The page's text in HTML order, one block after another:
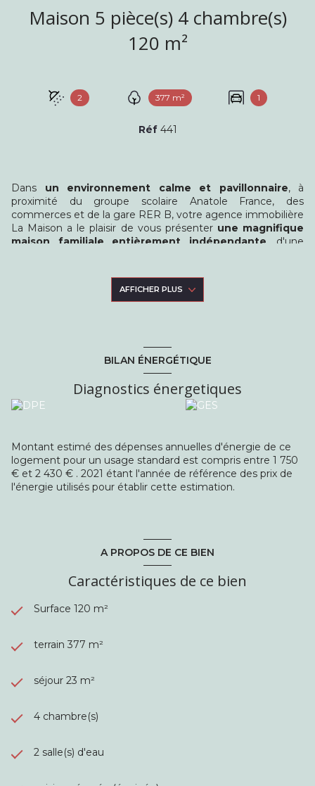
Maison 5 pièce(s) 4 chambre(s)
120 m²
2 377 m² 1
Réf 441
Dans un environnement calme et pavillonnaire, à
proximité du groupe scolaire Anatole France, des
commerces et de la gare RER B, votre agence immobilière
La Maison a le plaisir de vous présenter une magnifique
maison familiale entièrement indépendante , d'une
chaussée : une entrée, un séjour donnant sur le jardin, une
cuisine dinatoire, une chambre et une salle d'eau avec WC.
Les caractéristiques supplémentaires comprennent
double vitrage en PVC, un système d'alarme, une
belle terrasse et une isolation extérieure.
AFFICHER PLUS
BILAN ÉNERGÉTIQUE
Diagnostics énergetiques
Montant estimé des dépenses annuelles d'énergie de ce
logement pour un usage standard est compris entre 1 750
€ et 2 430 € . 2021 étant l'année de référence des prix de
l'énergie utilisés pour établir cette estimation.
A PROPOS DE CE BIEN
Caractéristiques de ce bien
Surface 120 m²
terrain 377 m²
séjour 23 m²
4 chambre(s)
2 salle(s) d'eau